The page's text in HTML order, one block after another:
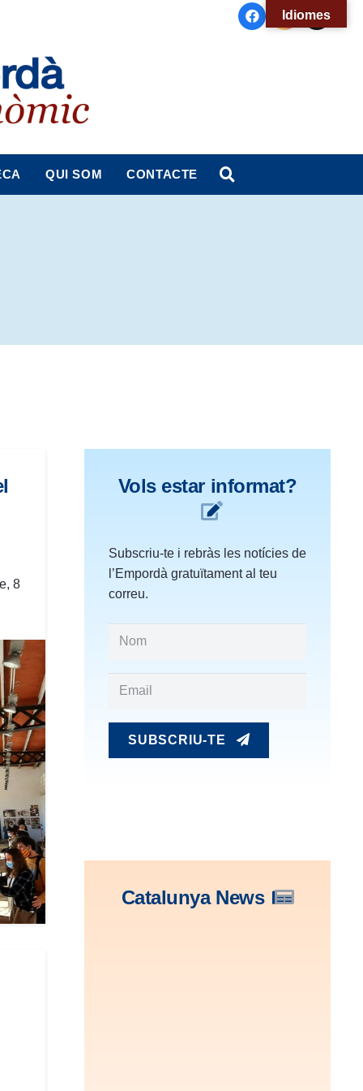
QUI SOM CONTACTE
8
Vols estar informat?
Subscriu-te i rebràs les notícies de
l’Empordà gratuïtament al teu
correu.
SUBSCRIU-TE
Catalunya News
Idiomes